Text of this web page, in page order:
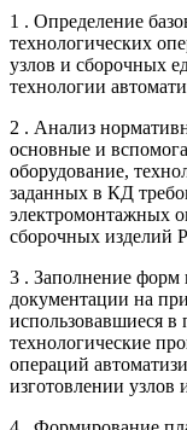
1 . Определение
технологических
узлов и сборочных
технологии
2 . Анализ
основные и
оборудование,
заданных в КД
электромонтажных
сборочных изделий
3 . Заполнение форм
документации на
использовавшиеся в
технологические
операций
изготовлении